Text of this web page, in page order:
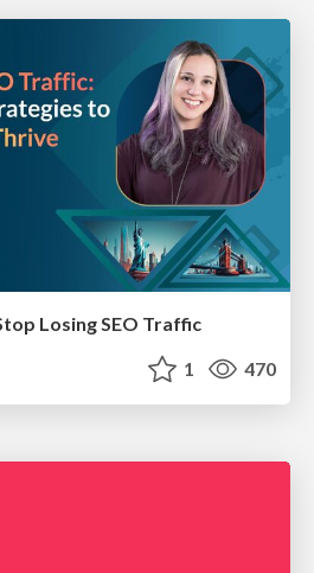
Losing SEO Traffic
1 470